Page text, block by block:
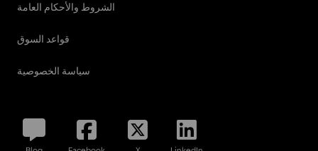
الشروط والأحكام العامة
قواعد السوق
سياسة الخصوصية